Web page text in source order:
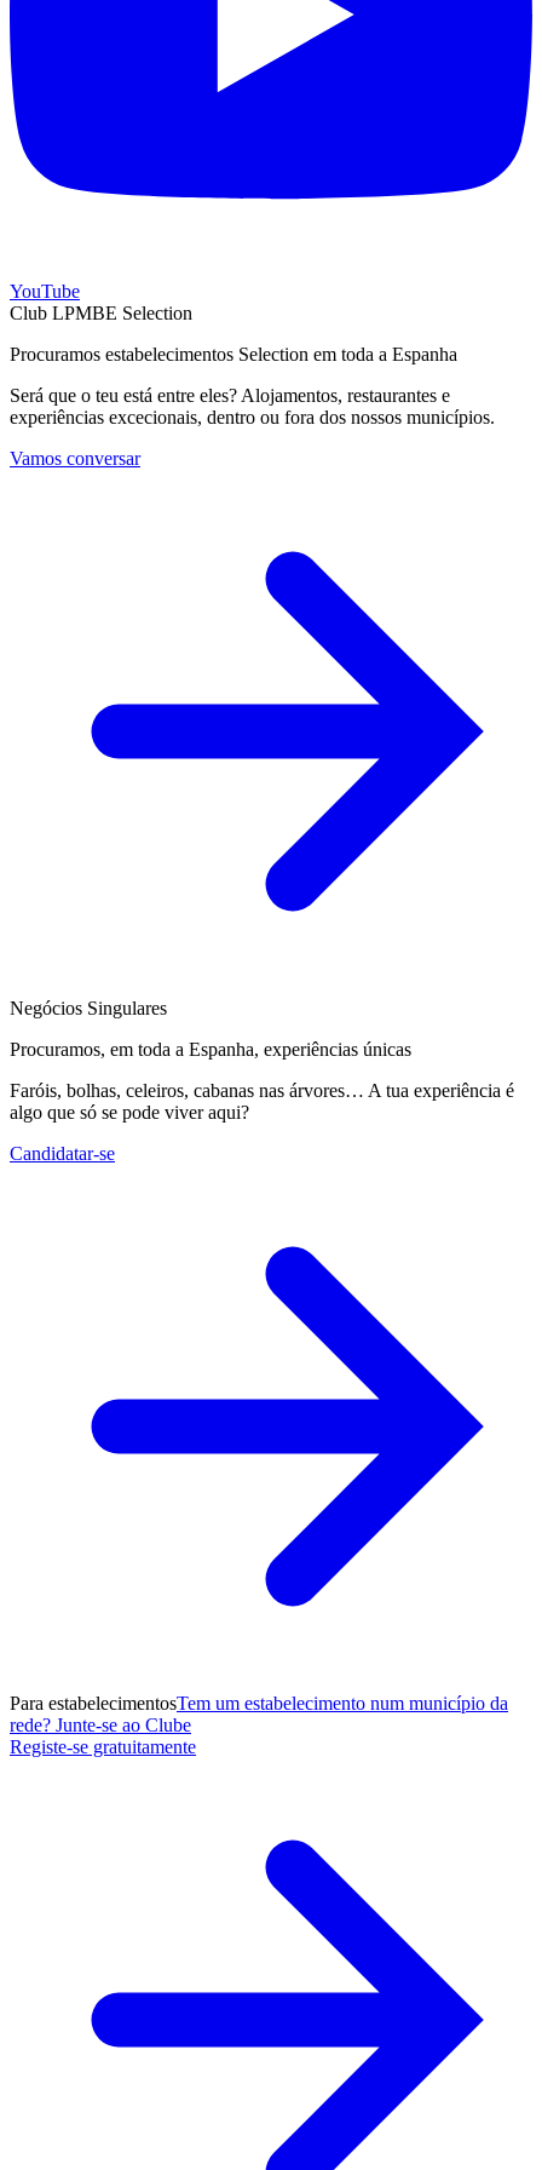
YouTube
Club LPMBE Selection
Procuramos estabelecimentos Selection em toda a Espanha
Será que o teu está entre eles? Alojamentos, restaurantes e
experiências excecionais, dentro ou fora dos nossos municípios.
Vamos conversar
Negócios Singulares
Procuramos, em toda a Espanha, experiências únicas
Faróis, bolhas, celeiros, cabanas nas árvores… A tua experiência é
algo que só se pode viver aqui?
Candidatar-se
Para estabelecimentosTem um estabelecimento num município da
rede? Junte-se ao Clube
Registe-se gratuitamente